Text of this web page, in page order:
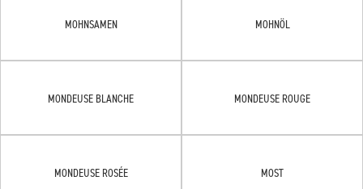
MOHNSAMEN MOHNÖL
MONDEUSE BLANCHE MONDEUSE ROUGE
MONDEUSE ROSÉE MOST